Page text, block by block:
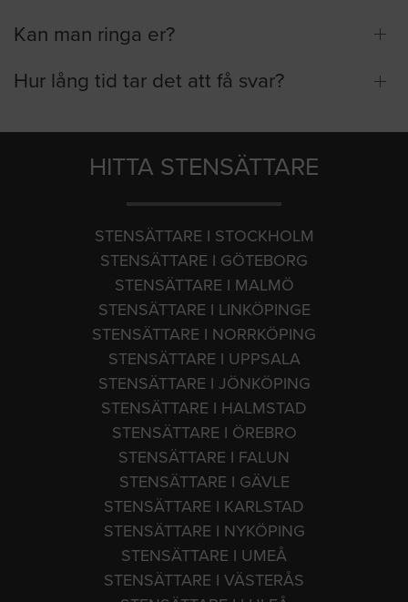
Kan man ringa er?
Hur lång tid tar det att få svar?
HITTA STENSÄTTARE
STENSÄTTARE I STOCKHOLM
STENSÄTTARE I GÖTEBORG
STENSÄTTARE I MALMÖ
STENSÄTTARE I LINKÖPINGE
STENSÄTTARE I NORRKÖPING
STENSÄTTARE I UPPSALA
STENSÄTTARE I JÖNKÖPING
STENSÄTTARE I HALMSTAD
STENSÄTTARE I ÖREBRO
STENSÄTTARE I FALUN
STENSÄTTARE I GÄVLE
STENSÄTTARE I KARLSTAD
STENSÄTTARE I NYKÖPING
STENSÄTTARE I UMEÅ
STENSÄTTARE I VÄSTERÅS